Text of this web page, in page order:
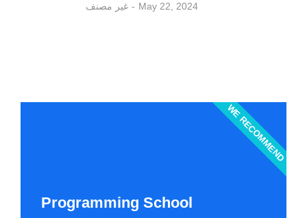
غير مصنف May 22, 2024
Programming School
WE RECOMMEND